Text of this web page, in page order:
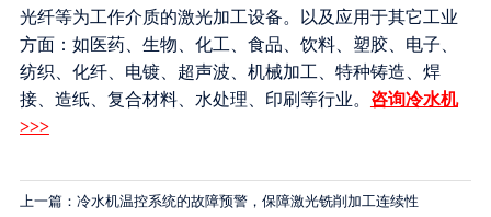
光纤等为工作介质的激光加工设备。以及应用于其它工业
方面：如医药、生物、化工、食品、饮料、塑胶、电子、
纺织、化纤、电镀、超声波、机械加工、特种铸造、焊
接、造纸、复合材料、水处理、印刷等行业。 咨询冷水机
>>>
上一篇：冷水机温控系统的故障预警，保障激光铣削加工连续性